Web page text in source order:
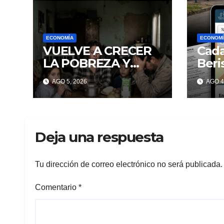
ECONOMÍA
VUELVE A CRECER
LA POBREZA Y
MILEI SIGUE
MINTIENDO
AGO 5, 2026 AGO
Deja una respuesta
Tu dirección de correo electrónico no será publicada.
Comentario *